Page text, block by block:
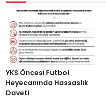
YKS Öncesi Futbol
Heyecanında Hassaslık
Daveti